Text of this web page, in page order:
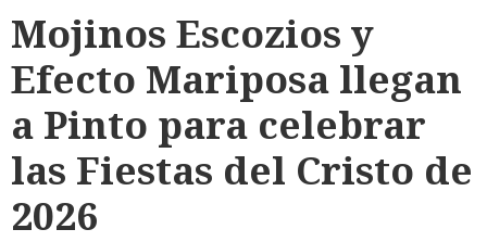
Mojinos Escozios y
Efecto Mariposa llegan
a Pinto para celebrar
las Fiestas del Cristo de
2026